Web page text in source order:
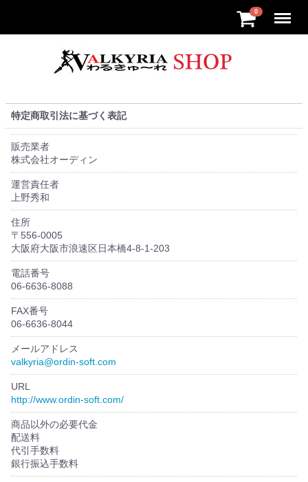
0
特定商取引法に基づく表記
販売業者
株式会社オーディン
運営責任者
上野秀和
住所
〒556-0005
大阪府大阪市浪速区日本橋4-8-1-203
電話番号
06-6636-8088
FAX番号
06-6636-8044
メールアドレス
valkyria@ordin-soft.com
URL
http://www.ordin-soft.com/
商品以外の必要代金
配送料
代引手数料
銀行振込手数料